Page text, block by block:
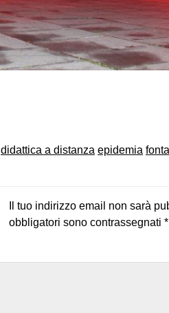
didattica a distanza epidemia
Il tuo indirizzo email non sarà
obbligatori sono contrassegnati *